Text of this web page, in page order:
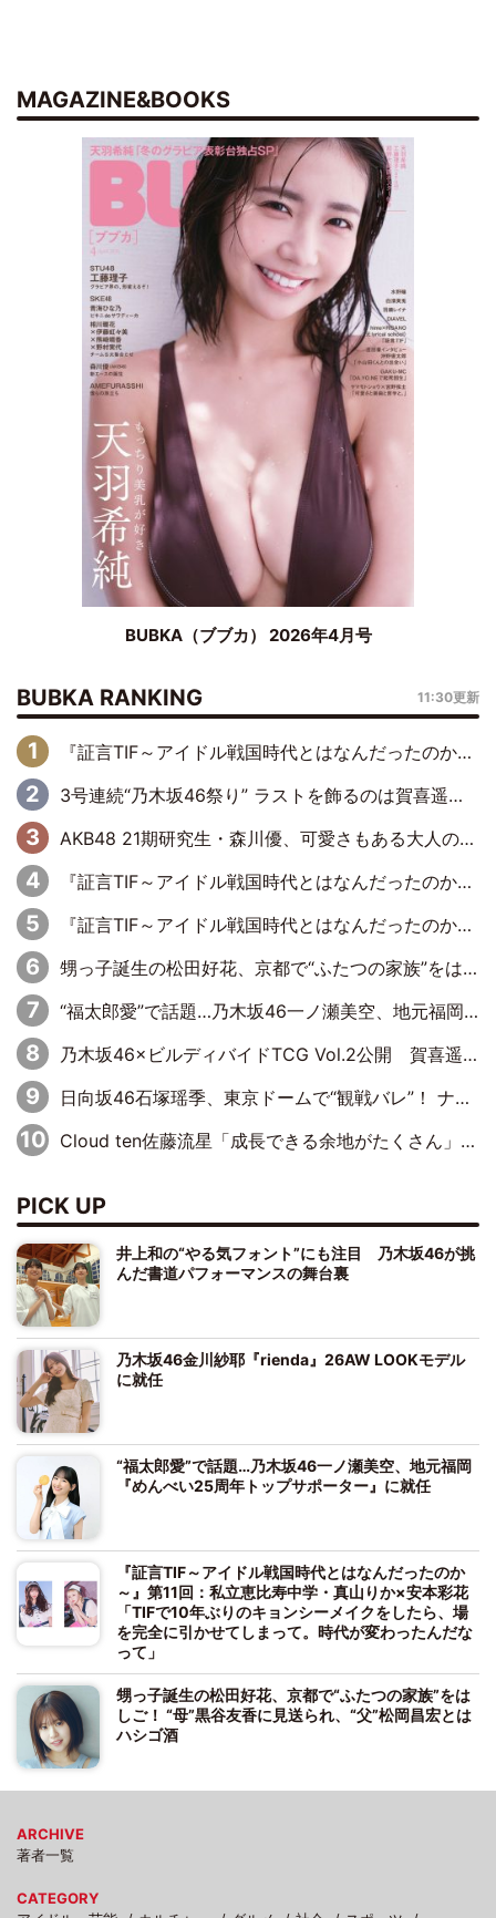
MAGAZINE&BOOKS
BUBKA（ブブカ） 2026年4月号
BUBKA RANKING 11:30更新
『証言TIF～アイドル戦国時代とはなんだったのか～』第6回：でんぱ組.inc・古川未鈴×相沢梨紗「『ハロプロやりたかったな』って言ったら、夢眠ねむさんに『てめえはでんぱ組．incなんだよ！』って肩パンされて(笑)」
3号連続“乃木坂46祭り” ラストを飾るのは賀喜遥香…5年ぶりの登場に「5年分大人になった私を見ていただけたら」
AKB48 21期研究生・森川優、可愛さもある大人の女性に
『証言TIF～アイドル戦国時代とはなんだったのか～』第11回：私立恵比寿中学・真山りか×安本彩花「TIFで10年ぶりのキョンシーメイクをしたら、場を完全に引かせてしまって。時代が変わったんだなって」
『証言TIF～アイドル戦国時代とはなんだったのか～』第10回：さくら学院・武藤彩未×飯田らうら「正直、中3で辞めるというのを信じてなくて。そう言われてはいたけど、嘘でしょって」
甥っ子誕生の松田好花、京都で“ふたつの家族”をはしご！ “母”黒谷友香に見送られ、“父”松岡昌宏とはハシゴ酒
“福太郎愛”で話題…乃木坂46一ノ瀬美空、地元福岡『めんべい25周年トップサポーター』に就任
乃木坂46×ビルディバイドTCG Vol.2公開 賀喜遥香＆田村真佑が『京まふ』ステージに登壇
日向坂46石塚瑶季、東京ドームで“観戦バレ”！ ナイツ・塙も認めた「巨人に詳しすぎるアイドル」は元VENUSスクール生で杉内コーチ推し⁉
Cloud ten佐藤流星「成長できる余地がたくさん」、本田高優「何度見ても飽きない公演に」
PICK UP
井上和の“やる気フォント”にも注目 乃木坂46が挑
んだ書道パフォーマンスの舞台裏
乃木坂46金川紗耶『rienda』26AW LOOKモデル
に就任
“福太郎愛”で話題…乃木坂46一ノ瀬美空、地元福岡
『めんべい25周年トップサポーター』に就任
『証言TIF～アイドル戦国時代とはなんだったのか
～』第11回：私立恵比寿中学・真山りか×安本彩花
「TIFで10年ぶりのキョンシーメイクをしたら、場
を完全に引かせてしまって。時代が変わったんだな
って」
甥っ子誕生の松田好花、京都で“ふたつの家族”をは
しご！ “母”黒谷友香に見送られ、“父”松岡昌宏とは
ハシゴ酒
ARCHIVE
著者一覧
CATEGORY